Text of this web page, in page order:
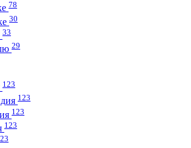
78
30
33
29
123
123
123
123